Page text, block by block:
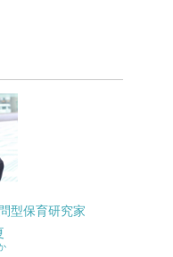
型保育研究家